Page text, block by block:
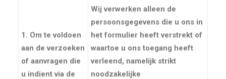
1. Om te voldoen
aan de verzoeken
of aanvragen die
u indient via de
Wij verwerken alleen de
persoonsgegevens die u ons in
het formulier heeft verstrekt of
waartoe u ons toegang heeft
verleend, namelijk strikt
noodzakelijke